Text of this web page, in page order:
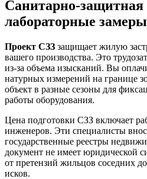
Санитарно-защитная
лабораторные замеры
Проект СЗЗ защищает жилую
вашего производства. Это
из-за объема изысканий. Вы
натурных измерений на границе
объект в разные сезоны для
работы оборудования.
Цена подготовки СЗЗ включает
инженеров. Эти специалисты
государственные реестры
документ не имеет юридической
от претензий жильцов соседних
исков.